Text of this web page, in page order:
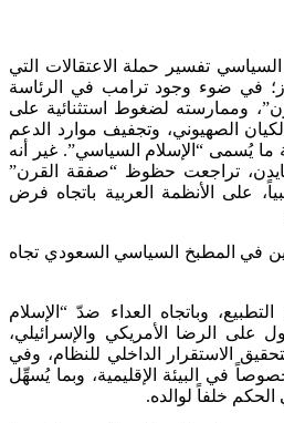
تفسير حملة الاعتقالات التي
في ضوء وجود ترامب في الرئاسة
وممارسته لضغوط استثنائية على
الصهيوني، وتجفيف موارد الدعم
يُسمى “الإسلام السياسي”. غير أنه
تراجعت حظوظ “صفقة القرن”
على الأنظمة العربية باتجاه فرض
في المطبخ السياسي السعودي تجاه
وباتجاه العداء ضدّ “الإسلام
على الرضا الأمريكي والإسرائيلي،
الاستقرار الداخلي للنظام، وفي
في البيئة الإقليمية، وبما يُسهِّل
الحكم خلفاً لوالده.